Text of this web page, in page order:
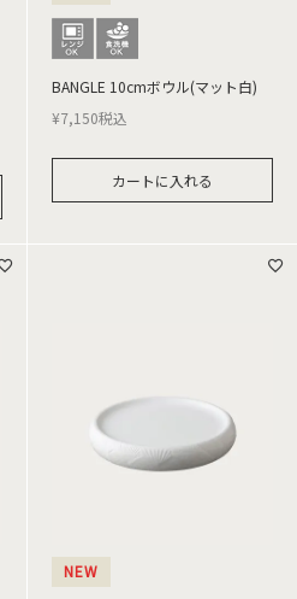
BANGLE 10cmボウル(マット白)
¥7,150税込
カートに入れる
NEW